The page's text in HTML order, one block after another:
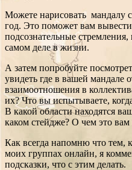
Можете нарисовать мандалу
год. Это поможет вам
подсознательные
самом деле в жизни.
А затем попробуйте
увидеть где в вашей мандале
взаимоотношения в
их? Что вы испытываете,
В какой области находятся
каком стейдже? О чем это вам
Как всегда напомню что тем,
моих группах онлайн, я
подсказки, что с этим делать.